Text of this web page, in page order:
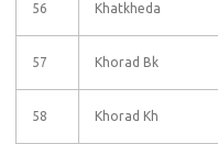
56 Khatkheda
57 Khorad Bk
58 Khorad Kh